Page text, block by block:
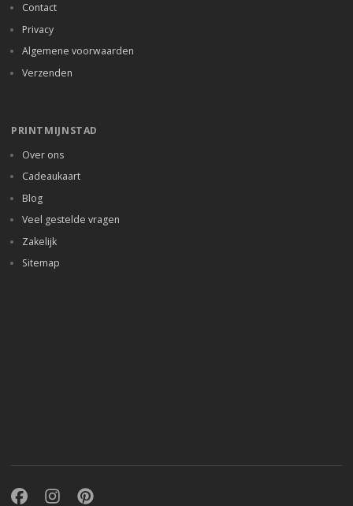
Contact
Privacy
Algemene voorwaarden
Verzenden
PRINTMIJNSTAD
Over ons
Cadeaukaart
Blog
Veel gestelde vragen
Zakelijk
Sitemap
FacebookInstagramPinterest